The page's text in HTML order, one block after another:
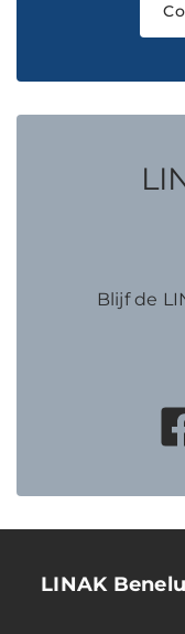
Blijf de
LINAK